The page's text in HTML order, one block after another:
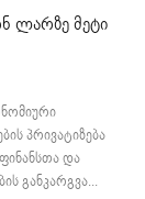
ლარზე მეტი
პრივატიზება
და
განკარგვა...